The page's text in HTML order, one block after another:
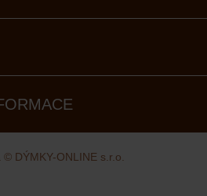
DÝMKY-ONLINE s.r.o.